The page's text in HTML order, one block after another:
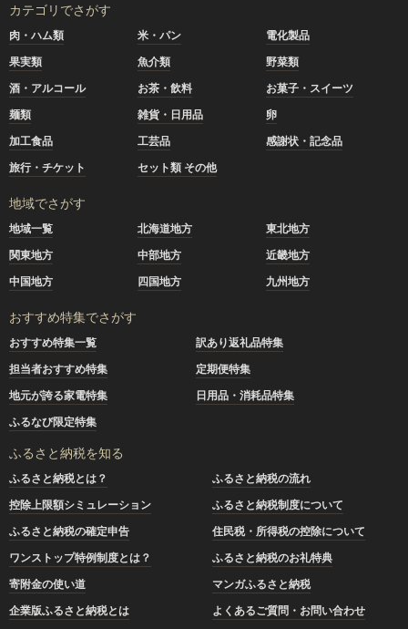
カテゴリでさがす
肉・ハム類 米・パン
電化製品
果実類
魚介類
野菜類
酒・アルコール
お茶・飲料
お菓子・スイーツ
麺類
雑貨・日用品
卵
加工食品
工芸品
感謝状・記念品
旅行・チケット
セット類 その他
地域でさがす
地域一覧 北海道地方
東北地方
関東地方
中部地方
近畿地方
中国地方
四国地方 九州地方
おすすめ特集でさがす
おすすめ特集一覧
訳あり返礼品特集
担当者おすすめ特集
定期便特集
地元が誇る家電特集
日用品・消耗品特集
ふるなび限定特集
ふるさと納税を知る
ふるさと納税とは？
ふるさと納税の流れ
控除上限額シミュレーション
ふるさと納税制度について
ふるさと納税の確定申告
住民税・所得税の控除について
ワンストップ特例制度とは？
ふるさと納税のお礼特典
寄附金の使い道
マンガふるさと納税
企業版ふるさと納税とは
よくあるご質問・お問い合わせ